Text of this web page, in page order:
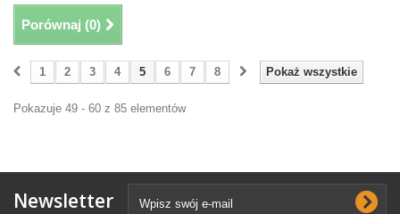
Porównaj (0)
Pokaż wszystkie
1 2 3 4 5 6 7 8
Pokazuje 49 - 60 z 85 elementów
Newsletter